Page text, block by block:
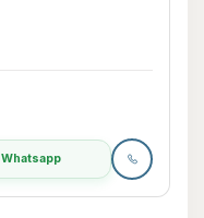
Whatsapp